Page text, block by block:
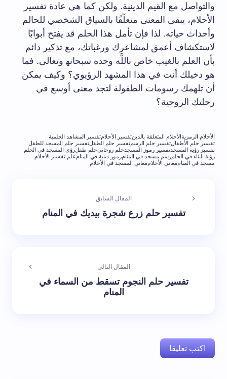
والتواصل⁢ مع القيم‌ الدينية. ولكن كما هي عادة ‌تفسير
الأحلام، ⁢يبقى ⁣المعنى متعلّقًا ⁣بالسياق الشخصي للحالم
وأحداث حياته.​ لذا فإن تأمل هذا الحلم قد يفتح أبوابًا
لاستكشاف أعمق لمشاعرك ورغباتك، مع تذكير دائم
بأن العلم بالغيب ⁣خاص باللَّه وحده ⁢سبحانه‍ وتعالى. فما
‌هو دخيلك أنت في هذا المشهد الرؤيوي؟​ وكيف يمكن‌
أن تلهمك رسومات الطفولة​ لتجد ⁣معنى​ أوسع ⁣في
⁤رحلتك الروحية؟
الأحلام الرمزيةالأحلام المتعلقة بالدينتفسير الأحلامتفسير المشاهد الحلمية
تفسير حلم الأطفالتفسير حلم الرسمتفسير حلم الطفلتفسير حلم المسجد للطفل
تفسير رؤية المسجدتفسير رموز المسجد حلم روحانيحلم طفلرؤى المسجد في الحلم
رؤية البناء في الحلمرسم مسجد في المنامرموز دينية في المنامعلم تفسير الأحلام
مسجد في المناممعاني الأحلاممعاني المسجد في الأحلام
المقال السابق
تفسير حلم زرع شجرة بيديك في المنام
المقال التالي
تفسير حلم النجوم تسقط من السماء في
المنام
اكتب تعليقا